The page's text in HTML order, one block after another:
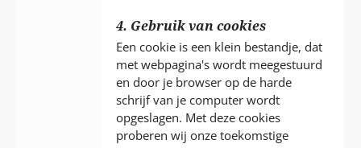
4. Gebruik van cookies
Een cookie is een klein bestandje, dat
met webpagina's wordt meegestuurd
en door je browser op de harde
schrijf van je computer wordt
opgeslagen. Met deze cookies
proberen wij onze toekomstige